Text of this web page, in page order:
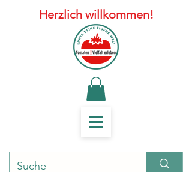
Herzlich willkommen!